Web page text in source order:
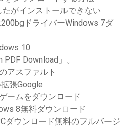
たがインストールできない
ドライバーWindows 7ダ
10
PDF Download」。
アスファルト
張Google
ームをダウンロード
8無料ダウンロード
ダウンロード無料のフルバージ